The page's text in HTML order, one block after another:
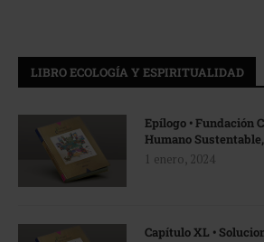
LIBRO ECOLOGÍA Y ESPIRITUALIDAD
Epílogo • Fundación
Humano Sustentable,
1 enero, 2024
Capítulo XL •